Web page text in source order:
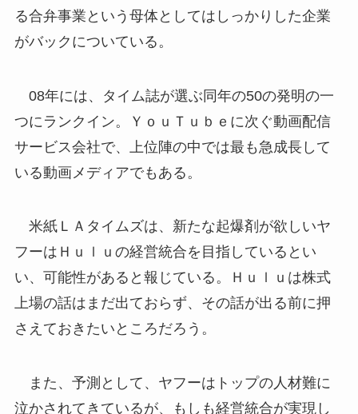
る合弁事業という母体としてはしっかりした企業
がバックについている。
08年には、タイム誌が選ぶ同年の50の発明の一
つにランクイン。ＹｏｕＴｕｂｅに次ぐ動画配信
サービス会社で、上位陣の中では最も急成長して
いる動画メディアでもある。
米紙ＬＡタイムズは、新たな起爆剤が欲しいヤ
フーはＨｕｌｕの経営統合を目指しているとい
い、可能性があると報じている。Ｈｕｌｕは株式
上場の話はまだ出ておらず、その話が出る前に押
さえておきたいところだろう。
また、予測として、ヤフーはトップの人材難に
泣かされてきているが、もしも経営統合が実現し